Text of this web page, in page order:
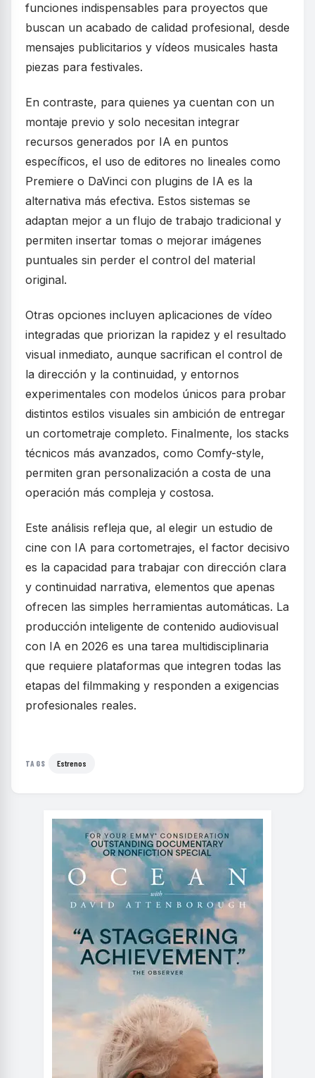
funciones indispensables para proyectos que
buscan un acabado de calidad profesional, desde
mensajes publicitarios y vídeos musicales hasta
piezas para festivales.
En contraste, para quienes ya cuentan con un
montaje previo y solo necesitan integrar
recursos generados por IA en puntos
específicos, el uso de editores no lineales como
Premiere o DaVinci con plugins de IA es la
alternativa más efectiva. Estos sistemas se
adaptan mejor a un flujo de trabajo tradicional y
permiten insertar tomas o mejorar imágenes
puntuales sin perder el control del material
original.
Otras opciones incluyen aplicaciones de vídeo
integradas que priorizan la rapidez y el resultado
visual inmediato, aunque sacrifican el control de
la dirección y la continuidad, y entornos
experimentales con modelos únicos para probar
distintos estilos visuales sin ambición de entregar
un cortometraje completo. Finalmente, los stacks
técnicos más avanzados, como Comfy-style,
permiten gran personalización a costa de una
operación más compleja y costosa.
Este análisis refleja que, al elegir un estudio de
cine con IA para cortometrajes, el factor decisivo
es la capacidad para trabajar con dirección clara
y continuidad narrativa, elementos que apenas
ofrecen las simples herramientas automáticas. La
producción inteligente de contenido audiovisual
con IA en 2026 es una tarea multidisciplinaria
que requiere plataformas que integren todas las
etapas del filmmaking y responden a exigencias
profesionales reales.
TAGS Estrenos